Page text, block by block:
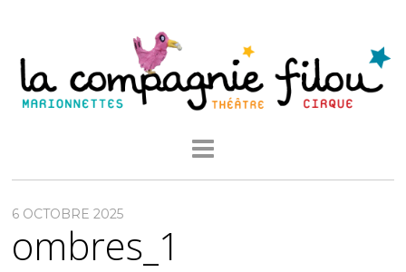
6 OCTOBRE 2025
ombres_1